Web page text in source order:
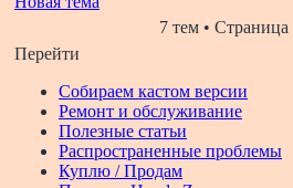
7 тем • Страница
Перейти
Собираем кастом версии
Ремонт и обслуживание
Полезные статьи
Распространенные проблемы
Куплю / Продам